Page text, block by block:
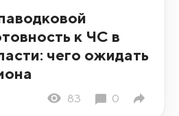
к ЧС в
чего ожидать
83 0